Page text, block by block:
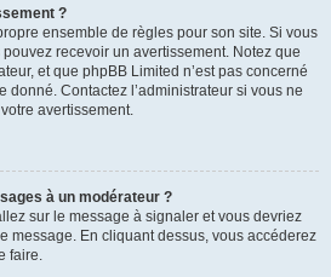
?
ensemble de règles pour son site. Si vous
recevoir un avertissement. Notez que
et que phpBB Limited n’est pas concerné
donné. Contactez l’administrateur si vous ne
avertissement.
à un modérateur ?
sur le message à signaler et vous devriez
message. En cliquant dessus, vous accéderez
faire.